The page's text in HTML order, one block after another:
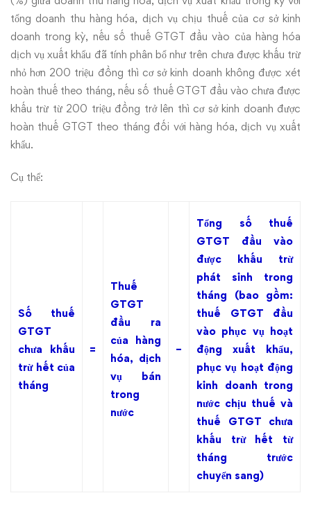
tổng doanh thu hàng hóa, dịch vụ chịu thuế của cơ sở kinh
doanh trong kỳ, nếu số thuế GTGT đầu vào của hàng hóa
dịch vụ xuất khẩu đã tính phân bổ như trên chưa được khấu trừ
nhỏ hơn 200 triệu đồng thì cơ sở kinh doanh không được xét
hoàn thuế theo tháng, nếu số thuế GTGT đầu vào chưa được
khấu trừ từ 200 triệu đồng trở lên thì cơ sở kinh doanh được
hoàn thuế GTGT theo tháng đối với hàng hóa, dịch vụ xuất
khẩu.
Cụ thể:
Số thuế
GTGT
chưa khấu
trừ hết của
tháng
=
Thuế
GTGT
đầu ra
của hàng
hóa, dịch
vụ bán
trong
nước
–
Tổng số thuế
GTGT đầu vào
được khấu trừ
phát sinh trong
tháng (bao gồm:
thuế GTGT đầu
vào phục vụ hoạt
động xuất khẩu,
phục vụ hoạt động
kinh doanh trong
nước chịu thuế và
thuế GTGT chưa
khấu trừ hết từ
tháng trước
chuyển sang)